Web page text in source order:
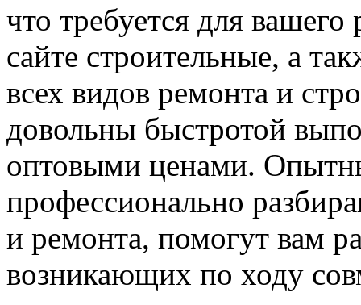
что требуется для
сайте строительные, а
всех видов ремонта и
довольны быстротой
оптовыми ценами.
профессионально
и ремонта, помогут вам
возникающих по ходу